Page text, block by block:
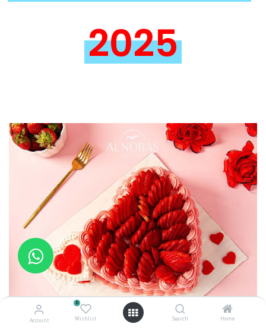
Home
Search
0
Wishlist
Account
2025